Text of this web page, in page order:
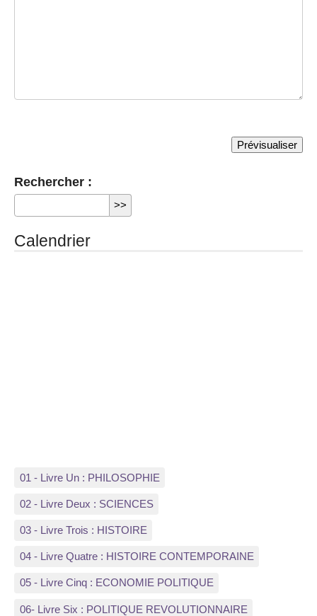
Rechercher :
Calendrier
01 - Livre Un : PHILOSOPHIE
02 - Livre Deux : SCIENCES
03 - Livre Trois : HISTOIRE
04 - Livre Quatre : HISTOIRE CONTEMPORAINE
05 - Livre Cinq : ECONOMIE POLITIQUE
06- Livre Six : POLITIQUE REVOLUTIONNAIRE